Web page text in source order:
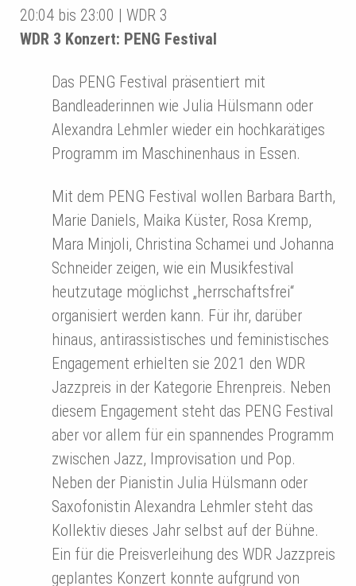
20:04 bis 23:00 | WDR 3
WDR 3 Konzert: PENG Festival
Das PENG Festival präsentiert mit
Bandleaderinnen wie Julia Hülsmann oder
Alexandra Lehmler wieder ein hochkarätiges
Programm im Maschinenhaus in Essen.
Mit dem PENG Festival wollen Barbara Barth,
Marie Daniels, Maika Küster, Rosa Kremp,
Mara Minjoli, Christina Schamei und Johanna
Schneider zeigen, wie ein Musikfestival
heutzutage möglichst „herrschaftsfrei“
organisiert werden kann. Für ihr, darüber
hinaus, antirassistisches und feministisches
Engagement erhielten sie 2021 den WDR
Jazzpreis in der Kategorie Ehrenpreis. Neben
diesem Engagement steht das PENG Festival
aber vor allem für ein spannendes Programm
zwischen Jazz, Improvisation und Pop.
Neben der Pianistin Julia Hülsmann oder
Saxofonistin Alexandra Lehmler steht das
Kollektiv dieses Jahr selbst auf der Bühne.
Ein für die Preisverleihung des WDR Jazzpreis
geplantes Konzert konnte aufgrund von